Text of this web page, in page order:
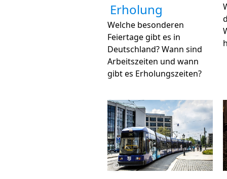
Erholung
Welche besonderen
Feiertage gibt es in
Deutschland? Wann sind
Arbeitszeiten und wann
gibt es Erholungszeiten?
©